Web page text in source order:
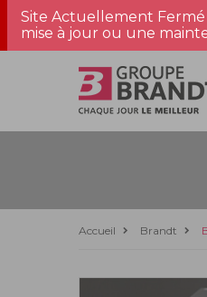
Site Actuellement
mise à jour ou une
Accueil Brandt